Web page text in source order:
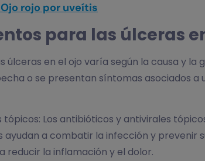
rojo por uveítis
para las úlceras
úlceras en el ojo varía según la causa y
o se presentan síntomas asociados
Los antibióticos y antivirales
ayudan a combatir la infección y prevenir
reducir la inflamación y el dolor.